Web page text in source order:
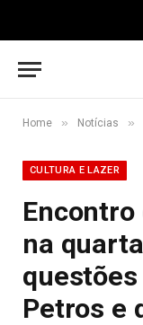
Home » Notícias »
CULTURA E LAZER
na
Petros e